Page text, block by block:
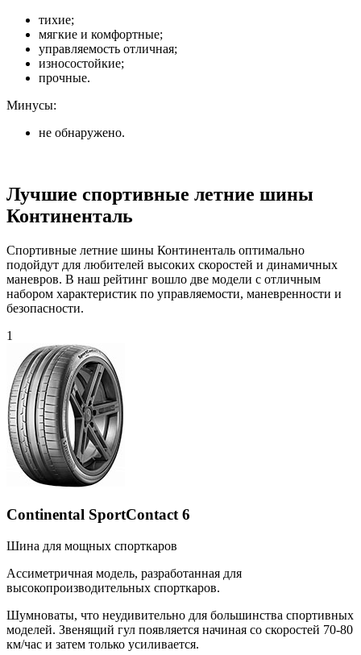
тихие;
мягкие и комфортные;
управляемость отличная;
износостойкие;
прочные.
Минусы:
не обнаружено.
Лучшие спортивные летние шины
Континенталь
Спортивные летние шины Континенталь оптимально
подойдут для любителей высоких скоростей и динамичных
маневров. В наш рейтинг вошло две модели с отличным
набором характеристик по управляемости, маневренности и
безопасности.
1
Continental SportContact 6
Шина для мощных спорткаров
Ассиметричная модель, разработанная для
высокопроизводительных спорткаров.
Шумноваты, что неудивительно для большинства спортивных
моделей. Звенящий гул появляется начиная со скоростей 70-80
км/час и затем только усиливается.